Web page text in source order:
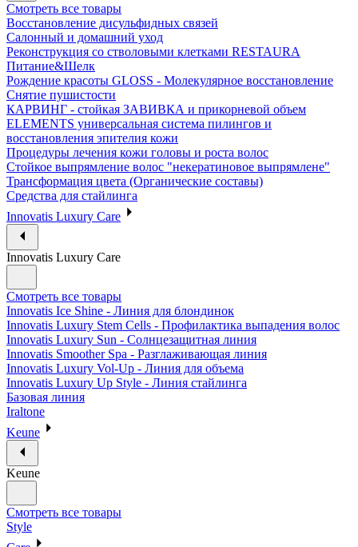
Смотреть все товары
Восстановление дисульфидных связей
Салонный и домашний уход
Реконструкция со стволовыми клетками RESTAURA
Питание&Шелк
Рождение красоты GLOSS - Молекулярное восстановление
Снятие пушистости
КАРВИНГ - стойкая ЗАВИВКА и прикорневой объем
ELEMENTS универсальная система пилингов и
восстановления эпителия кожи
Процедуры лечения кожи головы и роста волос
Стойкое выпрямление волос "некератиновое выпрямлене"
Трансформация цвета (Органические составы)
Средства для стайлинга
Innovatis Luxury Care
Innovatis Luxury Care
Смотреть все товары
Innovatis Ice Shine - Линия для блондинок
Innovatis Luxury Stem Cells - Профилактика выпадения волос
Innovatis Luxury Sun - Солнцезащитная линия
Innovatis Smoother Spa - Разглаживающая линия
Innovatis Luxury Vol-Up - Линия для объема
Innovatis Luxury Up Style - Линия стайлинга
Базовая линия
Iraltone
Keune
Keune
Смотреть все товары
Style